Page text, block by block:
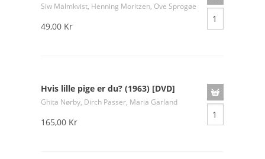
Siw Malmkvist, Henning Moritzen, Ove Sprogøe
49,00 Kr
Hvis lille pige er du? (1963) [DVD]
Ghita Nørby, Dirch Passer, Maria Garland
165,00 Kr